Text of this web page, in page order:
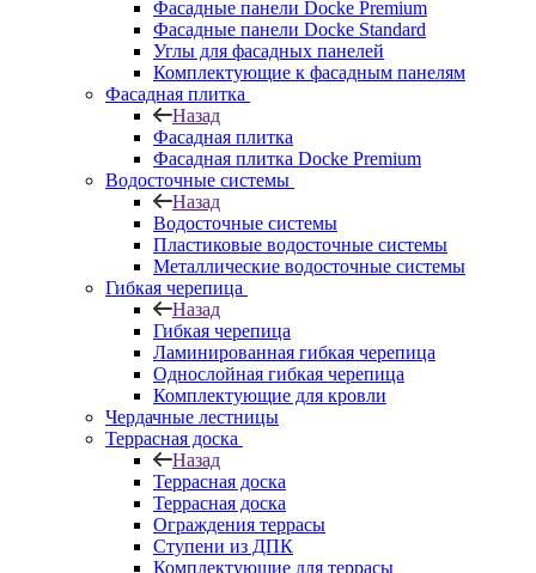
Фасадные панели Docke Premium
Фасадные панели Docke Standard
Углы для фасадных панелей
Комплектующие к фасадным панелям
Фасадная плитка
Назад
Фасадная плитка
Фасадная плитка Docke Premium
Водосточные системы
Назад
Водосточные системы
Пластиковые водосточные системы
Металлические водосточные системы
Гибкая черепица
Назад
Гибкая черепица
Ламинированная гибкая черепица
Однослойная гибкая черепица
Комплектующие для кровли
Чердачные лестницы
Террасная доска
Назад
Террасная доска
Террасная доска
Ограждения террасы
Ступени из ДПК
Комплектующие для террасы